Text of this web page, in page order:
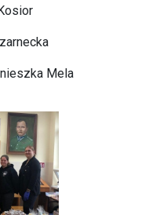
Mela